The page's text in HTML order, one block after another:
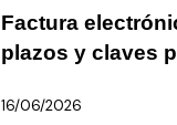
Factura
plazos y claves
16/06/2026